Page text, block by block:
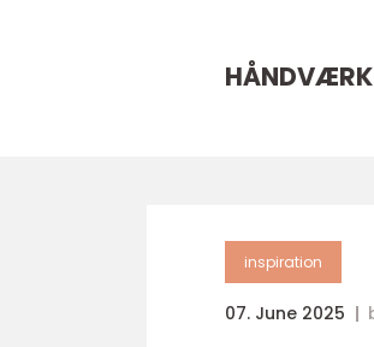
inspiration
07. June 2025